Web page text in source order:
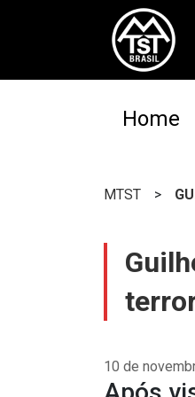
Home
MTST >
10 de